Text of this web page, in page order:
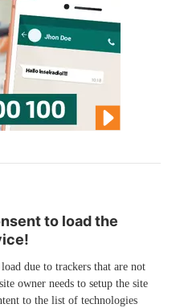
to load the
due to trackers that are not
owner needs to setup the site
to the list of technologies